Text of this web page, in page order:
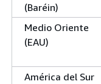
(Baréin)
Medio Oriente
(EAU)
América del Sur